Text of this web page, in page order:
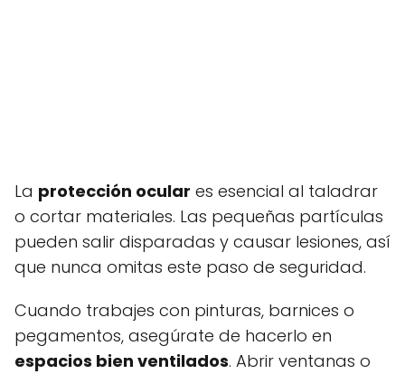
La protección ocular es esencial al taladrar
o cortar materiales. Las pequeñas partículas
pueden salir disparadas y causar lesiones, así
que nunca omitas este paso de seguridad.
Cuando trabajes con pinturas, barnices o
pegamentos, asegúrate de hacerlo en
espacios bien ventilados. Abrir ventanas o